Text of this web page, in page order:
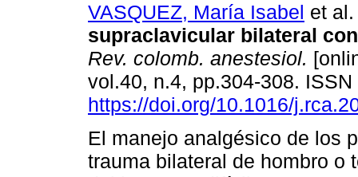
VASQUEZ, María Isabel et al.
supraclavicular bilateral
Rev. colomb. anestesiol.
vol.40, n.4, pp.304-308.
https://doi.org/10.1016/
El manejo analgésico de los
trauma bilateral de hombro o